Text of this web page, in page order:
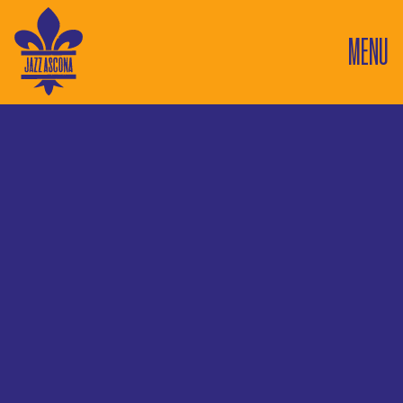
1 Stage New Orleans
Concerti in questo luogo MENU